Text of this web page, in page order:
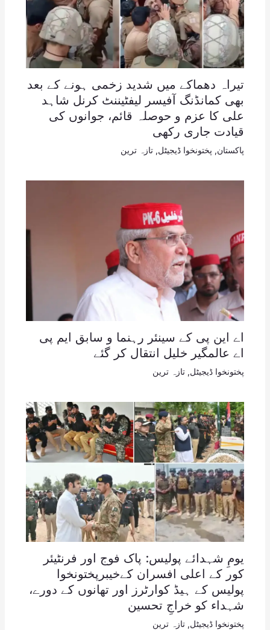
تیراہ دھماکے میں شدید زخمی ہونے کے بعد
بھی کمانڈنگ آفیسر لیفٹیننٹ کرنل شاہد
علی کا عزم و حوصلہ قائم، جوانوں کی
قیادت جاری رکھی
پاکستان پختونخوا ڈیجیٹل تازہ ترین
اے این پی کے سینئر رہنما و سابق ایم پی
اے عالمگیر خلیل انتقال کر گئے
پختونخوا ڈیجیٹل تازہ ترین
یومِ شہدائے پولیس: پاک فوج اور فرنٹیئر
کور کے اعلی افسران کےخیبرپختونخوا
پولیس کے ہیڈ کوارٹرز اور تھانوں کے دورے،
شہداء کو خراجِ تحسین
پختونخوا ڈیجیٹل تازہ ترین